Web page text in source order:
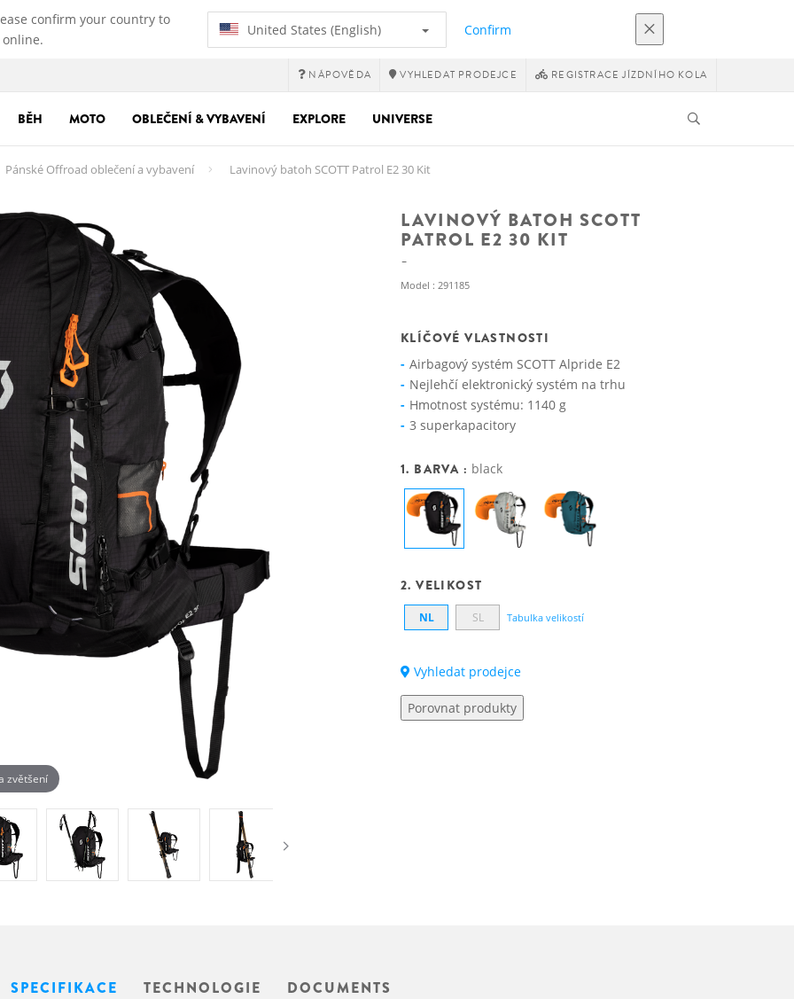
confirm your country to
United States (English) Confirm
NÁPOVĚDA VYHLEDAT PRODEJCE REGISTRACE JÍZDNÍHO KOLA
BĚH MOTO OBLEČENÍ & VYBAVENÍ EXPLORE UNIVERSE
Pánské Offroad oblečení a vybavení Lavinový batoh SCOTT Patrol E2 30 Kit
LAVINOVÝ BATOH SCOTT
PATROL E2 30 KIT
Model : 291185
zvětšení
KLÍČOVÉ VLASTNOSTI
Airbagový systém SCOTT Alpride E2
Nejlehčí elektronický systém na trhu
Hmotnost systému: 1140 g
3 superkapacitory
1. BARVA : black
2. VELIKOST
NL SL Tabulka velikostí
Vyhledat prodejce
Porovnat produkty
SPECIFIKACE TECHNOLOGIE DOCUMENTS